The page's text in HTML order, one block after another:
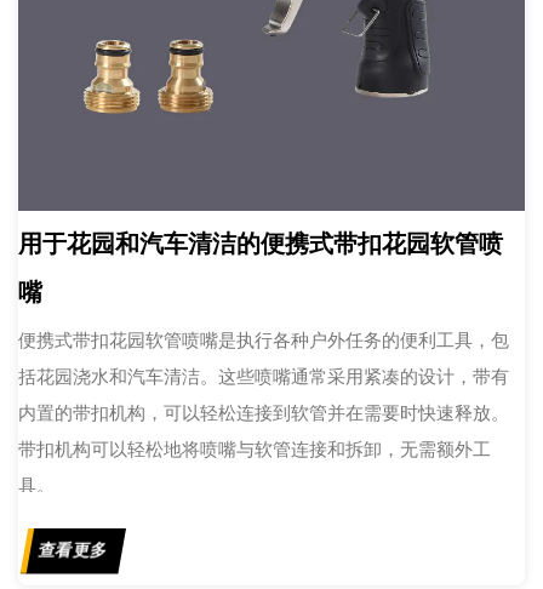
用于花园和汽车清洁的便携式带扣花园软管喷
嘴
便携式带扣花园软管喷嘴是执行各种户外任务的便利工具，包
括花园浇水和汽车清洁。这些喷嘴通常采用紧凑的设计，带有
内置的带扣机构，可以轻松连接到软管并在需要时快速释放。
带扣机构可以轻松地将喷嘴与软管连接和拆卸，无需额外工
具。
查看更多